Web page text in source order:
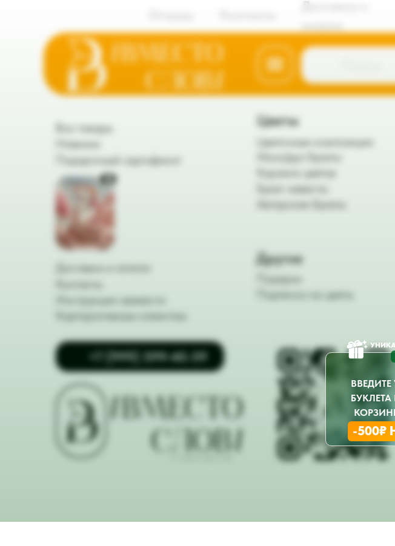
оплата
Корпоративным клиентам
Инструкция свежести
Контакты
Доставка и оплата
Подарочный сертификат
Новинки
Другое
Цветы
Подписка на цветы
Подарки
Авторские букеты
Букет невесты
Корзина цветов
Моно/дуо букеты
Цветочные композиции
Все товары
+7 (999) 599-40-59
-500₽